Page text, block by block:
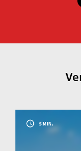
5 MIN.